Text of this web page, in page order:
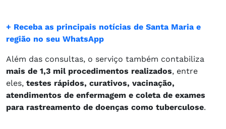
+ Receba as principais notícias de Santa Maria e
região no seu WhatsApp
Além das consultas, o serviço também contabiliza
mais de 1,3 mil procedimentos realizados, entre
eles, testes rápidos, curativos, vacinação,
atendimentos de enfermagem e coleta de exames
para rastreamento de doenças como tuberculose.